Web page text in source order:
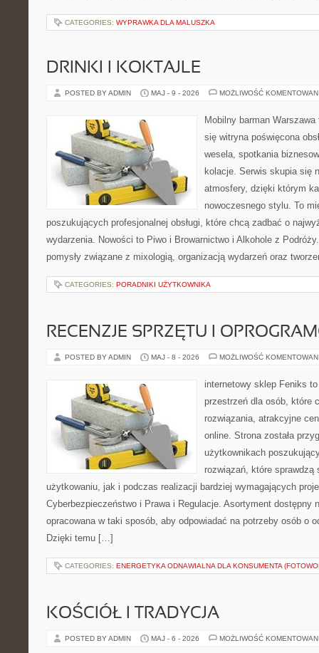
CATEGORIES: WYPRAWKA DLA MALUSZKA
DRINKI I KOKTAJLE
POSTED BY ADMIN MAJ - 9 - 2026 MOŻLIWOŚĆ
Mobilny barman
się witryna poświęcona
wesela, spotkania
kolacje. Serwis skupia się
atmosfery, dzięki którym
nowoczesnego stylu. To
poszukujących profesjonalnej obsługi, które chcą zadbać o
wydarzenia. Nowości to Piwo i Browarnictwo i Alkohole z
pomysły związane z mixologią, organizacją wydarzeń oraz
CATEGORIES: PORADNIKI UŻYTKOWNIKA
RECENZJE SPRZĘTU I
POSTED BY ADMIN MAJ - 8 - 2026 MOŻLIWOŚĆ
internetowy sklep Feniks
przestrzeń dla osób, które
rozwiązania, atrakcyjne
online. Strona została
użytkownikach
rozwiązań, które sprawdzą
użytkowaniu, jak i podczas realizacji bardziej wymagających
Cyberbezpieczeństwo i Prawa i Regulacje. Asortyment dostępny
opracowana w taki sposób, aby odpowiadać na potrzeby osób o
Dzięki temu […]
CATEGORIES: ENERGETYKA ODNAWIALNA DLA KONSUMENTA
KOŚCIÓŁ I TRADYCJA
POSTED BY ADMIN MAJ - 6 - 2026 MOŻLIWOŚĆ